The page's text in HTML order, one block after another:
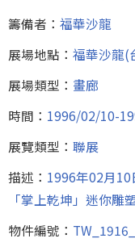
籌備者： 福華沙龍
展場地點： 福華沙龍(
展場類型： 畫廊
時間： 1996/02/10-
展覽類型： 聯展
描述： 1996年02月
「掌上乾坤」迷你雕
物件編號：